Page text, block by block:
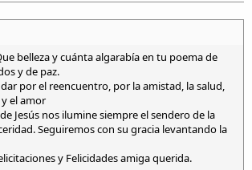
José le acaricia,
María le besa,
su amor, su primicia.
en la tierra entera,
belleza y cuánta algarabía en tu poema de
y de paz.
por el reencuentro, por la amistad, la salud,
el amor
Jesús nos ilumine siempre el sendero de la
Seguiremos con su gracia levantando la
y Felicidades amiga querida.